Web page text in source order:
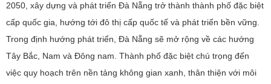
2050, xây dựng và phát triển Đà Nẵng trở thành thành phố đặc biệt
cấp quốc gia, hướng tới đô thị cấp quốc tế và phát triển bền vững.
Trong định hướng phát triển, Đà Nẵng sẽ mở rộng về các hướng
Tây Bắc, Nam và Đông nam. Thành phố đặc biệt chú trọng đến
việc quy hoạch trên nền tảng không gian xanh, thân thiện với môi